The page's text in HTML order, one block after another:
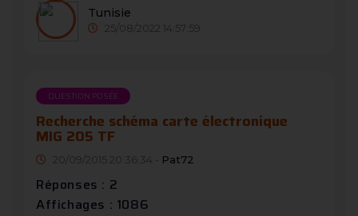
Tunisie
25/08/2022 14:57:59
QUESTION POSÉE
Recherche schéma carte électronique
MIG 205 TF
20/09/2015 20:36:34 - Pat72
Réponses : 2
Affichages : 1086